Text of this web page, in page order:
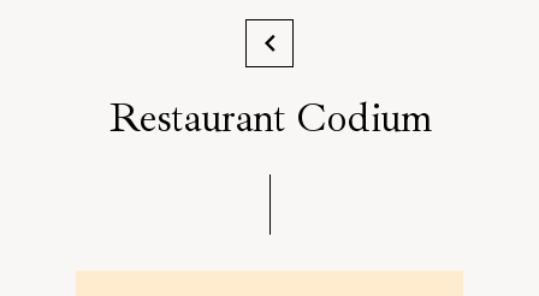
Restaurant Codium